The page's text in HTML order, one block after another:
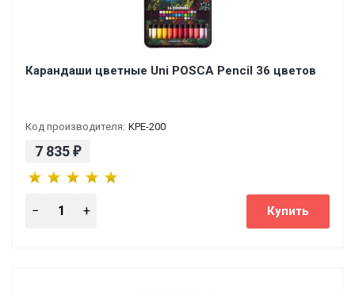
Карандаши цветные Uni POSCA Pencil 36 цветов
Код производителя: KPE-200
7 835 ₽